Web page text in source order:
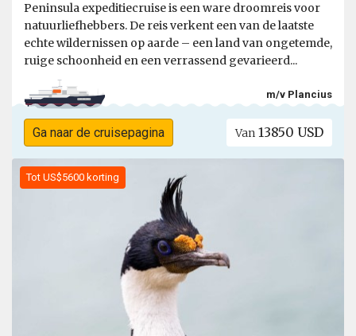
Peninsula expeditiecruise is een ware droomreis voor
natuurliefhebbers. De reis verkent een van de laatste
echte wildernissen op aarde – een land van ongetemde,
ruige schoonheid en een verrassend gevarieerd...
m/v Plancius
Ga naar de cruisepagina Van 13850 USD
Tot US$5600 korting